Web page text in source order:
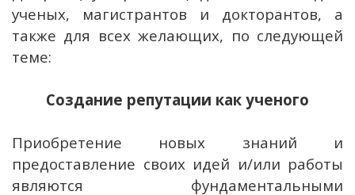
ученых, магистрантов и докторантов, а
также для всех желающих, по следующей
теме:
Создание репутации как ученого
Приобретение новых знаний и
предоставление своих идей и/или работы
являются фундаментальными